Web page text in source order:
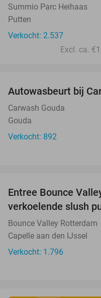
Summio Parc Heihaas
Putten
Verkocht: 2.537
Excl. ca.
Autowasbeurt bij
Carwash Gouda
Gouda
Verkocht: 892
Entree Bounce
verkoelende slush
Bounce Valley Rotterdam
Capelle aan den IJssel
Verkocht: 1.796